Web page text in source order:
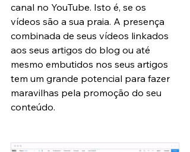
canal no YouTube. Isto é, se os
vídeos são a sua praia. A presença
combinada de seus vídeos linkados
aos seus artigos do blog ou até
mesmo embutidos nos seus artigos
tem um grande potencial para fazer
maravilhas pela promoção do seu
conteúdo.